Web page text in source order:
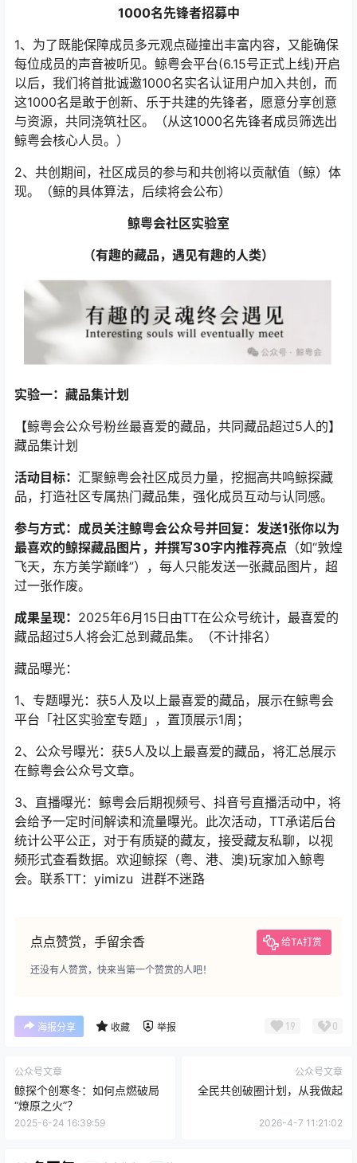
1000名先锋者招募中
1、为了既能保障成员多元观点碰撞出丰富内容，又能确保
每位成员的声音被听见。鲸粤会平台(6.15号正式上线)开启
以后，我们将首批诚邀1000名实名认证用户加入共创，而
这1000名是敢于创新、乐于共建的先锋者，愿意分享创意
与资源，共同浇筑社区。（从这1000名先锋者成员筛选出
鲸粤会核心人员。）
2、共创期间，社区成员的参与和共创将以贡献值（鲸）体
现。（鲸的具体算法，后续将会公布）
鲸粤会社区实验室
（有趣的藏品，遇见有趣的人类）
实验一：藏品集计划
【鲸粤会公众号粉丝最喜爱的藏品，共同藏品超过5人的】
藏品集计划
活动目标： 汇聚鲸粤会社区成员力量，挖掘高共鸣鲸探藏
品，打造社区专属热门藏品集，强化成员互动与认同感。
参与方式：成员关注鲸粤会公众号并回复：发送1张你以为
最喜欢的鲸探藏品图片，并撰写30字内推荐亮点 （如“敦煌
飞天，东方美学巅峰”），每人只能发送一张藏品图片，超
过一张作废。
成果呈现： 2025年6月15日由TT在公众号统计，最喜爱的
藏品超过5人将会汇总到藏品集。（不计排名）
藏品曝光：
1、专题曝光：获5人及以上最喜爱的藏品，展示在鲸粤会
平台「社区实验室专题」，置顶展示1周；
2、公众号曝光：获5人及以上最喜爱的藏品，将汇总展示
在鲸粤会公众号文章。
3、直播曝光：鲸粤会后期视频号、抖音号直播活动中，将
会给予一定时间解读和流量曝光。此次活动，TT承诺后台
统计公平公正，对于有质疑的藏友，接受藏友私聊，以视
频形式查看数据。欢迎鲸探（粤、港、澳)玩家加入鲸粤
会。联系TT：yimizu 进群不迷路
点点赞赏，手留余香 给TA打赏
还没有人赞赏，快来当第一个赞赏的人吧！
海报分享 收藏 举报 19 0
公众号文章
鲸探个创寒冬：如何点燃破局
“燎原之火”？
2025-6-24 16:39:59
公众号文章
全民共创破圈计划，从我做起
2026-4-7 11:21:02